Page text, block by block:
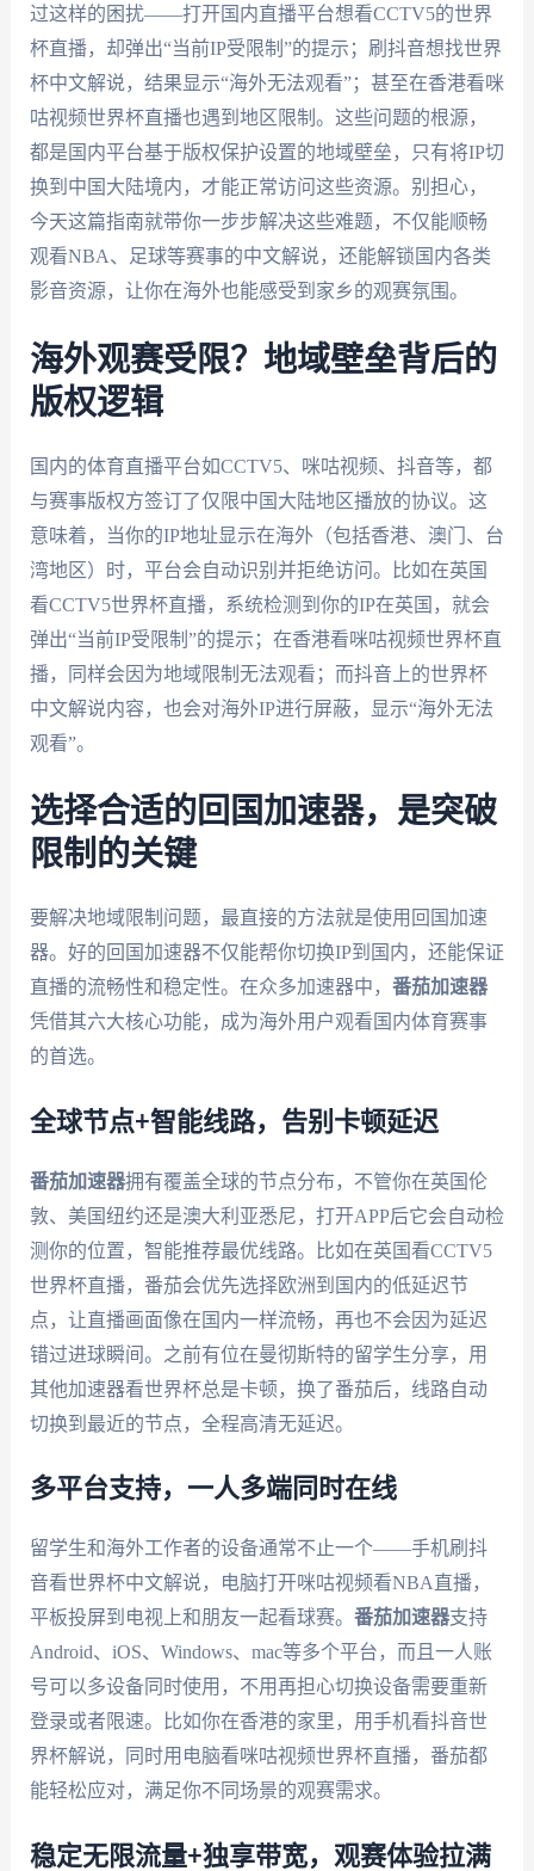
过这样的困扰——打开国内直播平台想看CCTV5的世界
杯直播，却弹出“当前IP受限制”的提示；刷抖音想找世界
杯中文解说，结果显示“海外无法观看”；甚至在香港看咪
咕视频世界杯直播也遇到地区限制。这些问题的根源，
都是国内平台基于版权保护设置的地域壁垒，只有将IP切
换到中国大陆境内，才能正常访问这些资源。别担心，
今天这篇指南就带你一步步解决这些难题，不仅能顺畅
观看NBA、足球等赛事的中文解说，还能解锁国内各类
影音资源，让你在海外也能感受到家乡的观赛氛围。
海外观赛受限？地域壁垒背后的
版权逻辑
国内的体育直播平台如CCTV5、咪咕视频、抖音等，都
与赛事版权方签订了仅限中国大陆地区播放的协议。这
意味着，当你的IP地址显示在海外（包括香港、澳门、台
湾地区）时，平台会自动识别并拒绝访问。比如在英国
看CCTV5世界杯直播，系统检测到你的IP在英国，就会
弹出“当前IP受限制”的提示；在香港看咪咕视频世界杯直
播，同样会因为地域限制无法观看；而抖音上的世界杯
中文解说内容，也会对海外IP进行屏蔽，显示“海外无法
观看”。
选择合适的回国加速器，是突破
限制的关键
要解决地域限制问题，最直接的方法就是使用回国加速
器。好的回国加速器不仅能帮你切换IP到国内，还能保证
直播的流畅性和稳定性。在众多加速器中， 番茄加速器
凭借其六大核心功能，成为海外用户观看国内体育赛事
的首选。
全球节点+智能线路，告别卡顿延迟
番茄加速器拥有覆盖全球的节点分布，不管你在英国伦
敦、美国纽约还是澳大利亚悉尼，打开APP后它会自动检
测你的位置，智能推荐最优线路。比如在英国看CCTV5
世界杯直播，番茄会优先选择欧洲到国内的低延迟节
点，让直播画面像在国内一样流畅，再也不会因为延迟
错过进球瞬间。之前有位在曼彻斯特的留学生分享，用
其他加速器看世界杯总是卡顿，换了番茄后，线路自动
切换到最近的节点，全程高清无延迟。
多平台支持，一人多端同时在线
留学生和海外工作者的设备通常不止一个——手机刷抖
音看世界杯中文解说，电脑打开咪咕视频看NBA直播，
平板投屏到电视上和朋友一起看球赛。 番茄加速器支持
Android、iOS、Windows、mac等多个平台，而且一人账
号可以多设备同时使用，不用再担心切换设备需要重新
登录或者限速。比如你在香港的家里，用手机看抖音世
界杯解说，同时用电脑看咪咕视频世界杯直播，番茄都
能轻松应对，满足你不同场景的观赛需求。
稳定无限流量+独享带宽，观赛体验拉满